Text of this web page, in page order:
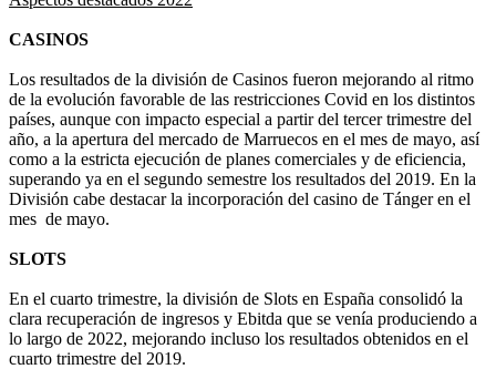
CASINOS
Los resultados de la división de Casinos fueron mejorando al ritmo
de la evolución favorable de las restricciones Covid en los distintos
países, aunque con impacto especial a partir del tercer trimestre del
año, a la apertura del mercado de Marruecos en el mes de mayo, así
como a la estricta ejecución de planes comerciales y de eficiencia,
superando ya en el segundo semestre los resultados del 2019. En la
División cabe destacar la incorporación del casino de Tánger en el
mes de mayo.
SLOTS
En el cuarto trimestre, la división de Slots en España consolidó la
clara recuperación de ingresos y Ebitda que se venía produciendo a
lo largo de 2022, mejorando incluso los resultados obtenidos en el
cuarto trimestre del 2019.